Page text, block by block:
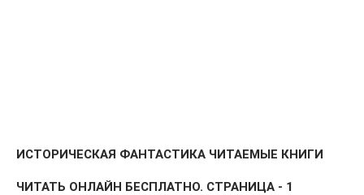
ИСТОРИЧЕСКАЯ ФАНТАСТИКА ЧИТАЕМЫЕ КНИГИ
ЧИТАТЬ ОНЛАЙН БЕСПЛАТНО. СТРАНИЦА - 1